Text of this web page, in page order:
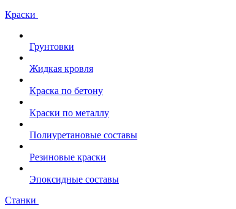
Краски
Грунтовки
Жидкая кровля
Краска по бетону
Краски по металлу
Полиуретановые составы
Резиновые краски
Эпоксидные составы
Станки